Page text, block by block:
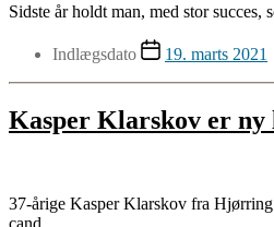
Sidste år holdt man, med stor
Indlægsdato 19. marts 2021
Kasper Klarskov er ny
37-årige Kasper Klarskov fra Hjørring
cand.…